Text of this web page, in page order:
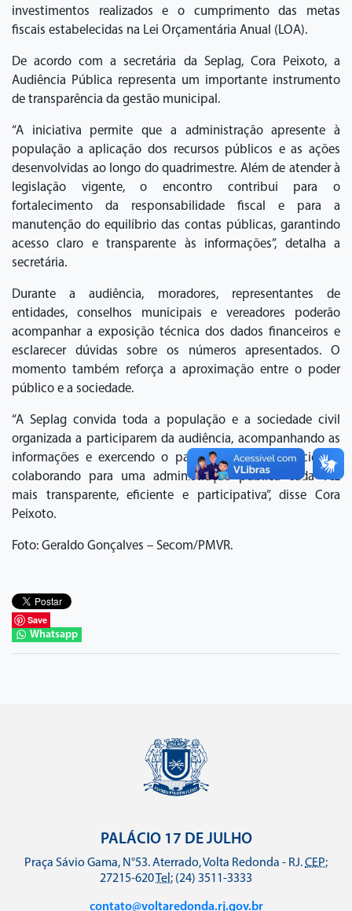
investimentos realizados e o cumprimento das metas
fiscais estabelecidas na Lei Orçamentária Anual (LOA).
De acordo com a secretária da Seplag, Cora Peixoto, a
Audiência Pública representa um importante instrumento
de transparência da gestão municipal.
“A iniciativa permite que a administração apresente à
população a aplicação dos recursos públicos e as ações
desenvolvidas ao longo do quadrimestre. Além de atender à
legislação vigente, o encontro contribui para o
fortalecimento da responsabilidade fiscal e para a
manutenção do equilíbrio das contas públicas, garantindo
acesso claro e transparente às informações”, detalha a
secretária.
Durante a audiência, moradores, representantes de
entidades, conselhos municipais e vereadores poderão
acompanhar a exposição técnica dos dados financeiros e
esclarecer dúvidas sobre os números apresentados. O
momento também reforça a aproximação entre o poder
público e a sociedade.
“A Seplag convida toda a população e a sociedade civil
organizada a participarem da audiência, acompanhando as
informações e exercendo o papel de fiscalização cidadã,
colaborando para uma administração pública cada vez
mais transparente, eficiente e participativa”, disse Cora
Peixoto.
Foto: Geraldo Gonçalves – Secom/PMVR.
Save
Whatsapp
PALÁCIO 17 DE JULHO
Praça Sávio Gama, N°53. Aterrado, Volta Redonda - RJ.CEP:
27215-620Tel: (24) 3511-3333
contato@voltaredonda.rj.gov.br